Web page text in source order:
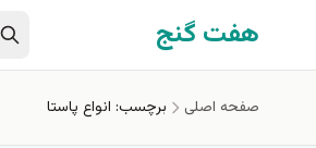
رفتن به محتوای اصلی
هفت گنج
صفحه اصلی برچسب: انواع پاستا